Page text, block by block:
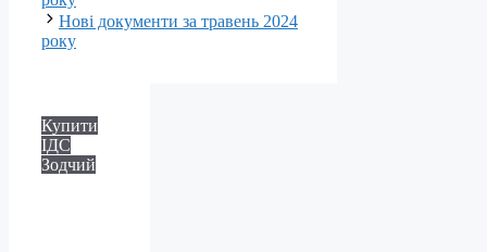
Нові документи за травень 2024
року
Купити
ІДС
Зодчий